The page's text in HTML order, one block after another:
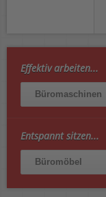
Effektiv arbeiten...
Büromaschinen
Entspannt sitzen...
Büromöbel